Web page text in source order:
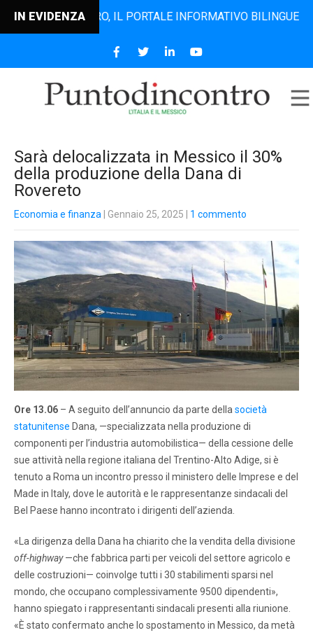
IN EVIDENZAIL PORTALE INFORMATIVO BILINGUE CHE
Sarà delocalizzata in Messico il 30%
della produzione della Dana di
Rovereto
Economia e finanza | Gennaio 25, 2025 1 commento
Ore 13.06 – A seguito dell’annuncio da parte della società
statunitense Dana, —specializzata nella produzione di
componenti per l’industria automobilistica— della cessione delle
sue attività nella regione italiana del Trentino-Alto Adige, si è
tenuto a Roma un incontro presso il ministero delle Imprese e del
Made in Italy, dove le autorità e le rappresentanze sindacali del
Bel Paese hanno incontrato i dirigenti dell’azienda.
«La dirigenza della Dana ha chiarito che la vendita della divisione
off-highway—che fabbrica parti per veicoli del settore agricolo e
delle costruzioni— coinvolge tutti i 30 stabilimenti sparsi nel
mondo, che occupano complessivamente 9500 dipendenti»,
hanno spiegato i rappresentanti sindacali presenti alla riunione.
«È stato confermato anche lo spostamento in Messico, da metà